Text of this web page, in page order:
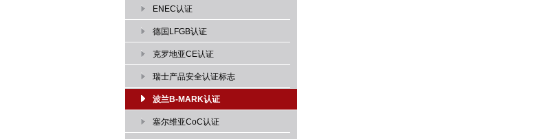
ENEC认证
德国LFGB认证
克罗地亚CE认证
瑞士产品安全认证标志
波兰B-MARK认证
塞尔维亚CoC认证